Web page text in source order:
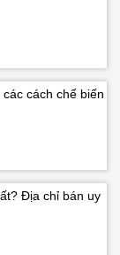
cách chế biến
Địa chỉ bán uy